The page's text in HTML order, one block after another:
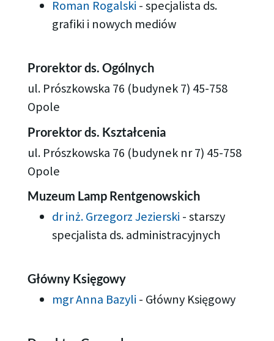
Roman Rogalski -specjalista ds.
grafiki i nowych mediów
Prorektor ds. Ogólnych
ul. Prószkowska 76 (budynek 7) 45-758
Opole
Prorektor ds. Kształcenia
ul. Prószkowska 76 (budynek nr 7) 45-758
Opole
Muzeum Lamp Rentgenowskich
dr inż. Grzegorz Jezierski -starszy
specjalista ds. administracyjnych
Główny Księgowy
mgr Anna Bazyli - Główny Księgowy